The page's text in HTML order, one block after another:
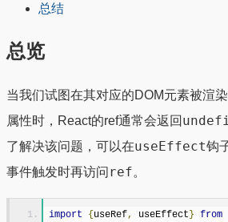
总结
总览
当我们试图在其对应的DOM元素被渲
属性时，React的ref通常会返回
了解决该问题，可以在useEffect钩
事件触发时再访问 ref。
import {useRef, useEffect} from